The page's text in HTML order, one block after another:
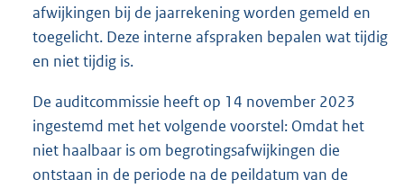
afwijkingen bij de jaarrekening worden gemeld en
toegelicht. Deze interne afspraken bepalen wat tijdig
en niet tijdig is.
De auditcommissie heeft op 14 november 2023
ingestemd met het volgende voorstel: Omdat het
niet haalbaar is om begrotingsafwijkingen die
ontstaan in de periode na de peildatum van de